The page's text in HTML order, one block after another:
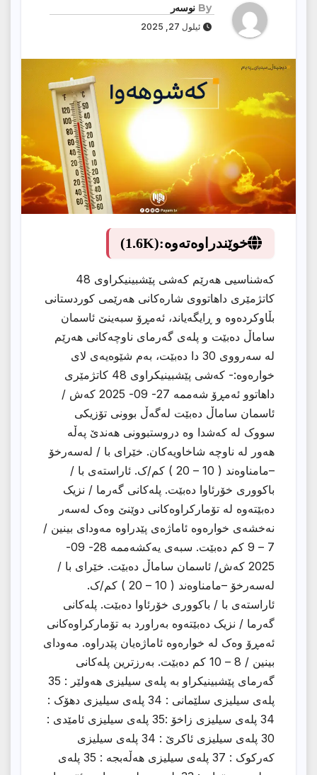
By نوسەر
ئیلول 27, 2025
خوێندراوەتەوە:(1.6K)
کەشناسیی هەرێم کەشى پێشبینیکراوى 48
کاتژمێرى داهاتووى شارەکانى هەرێمى کوردستانى
بڵاوکردەوە و ڕایگەیاند، ئەمڕۆ سبەینێ ئاسمان
ساماڵ دەبێت و پلەى گەرماى ناوچەکانى هەرێم
لە سەرووى 30 دا دەبێت، بەم شێوەیەى لاى
خوارەوە:- کەشى پێشبینیکراوى 48 کاتژمێرى
داهاتوو ئەمڕۆ شەممە 27- 09- 2025 کەش /
ئاسمان ساماڵ دەبێت لەگەڵ بوونی تۆزیکی
سووک لە کەشدا وە دروستبوونی هەندێ پەڵە
هەور لە ناوچە شاخاویەکان. خێراى با / لەسەرخۆ
–مامناوەند ( 10 – 20 ) کم/ک. ئاراستەی با /
باکووری خۆرئاوا دەبێت. پلەکانی گەرما / نزیک
دەبێتەوە لە تۆمارکراوەکانی دوێنێ وەک لەسەر
نەخشەى خوارەوە ئاماژەى پێدراوە مەوداى بینین /
7 – 9 کم دەبێت. سبەی یەکشەممە 28- 09-
2025 کەش/ ئاسمان ساماڵ دەبێت. خێراى با /
لەسەرخۆ –مامناوەند ( 10 – 20 ) کم/ک.
ئاراستەی با / باکووری خۆرئاوا دەبێت. پلەکانی
گەرما / نزیک دەبێتەوە بەراورد بە تۆمارکراوەکانی
ئەمڕۆ وەک لە خوارەوە ئاماژەیان پێدراوە. مەوداى
بینین / 8 – 10 کم دەبێت. بەرزترین پلەکانی
گەرمای پێشبینیکراو بە پلەی سیلیزی هەولێر : 35
پلەی سیلیزی سلێمانی : 34 پلەی سیلیزی دهۆک :
34 پلەی سیلیزی زاخۆ :35 پلەی سیلیزی ئامێدی :
30 پلەی سیلیزی ئاکرێ : 34 پلەی سیلیزی
کەرکوک : 37 پلەی سیلیزی هەڵەبجە : 35 پلەی